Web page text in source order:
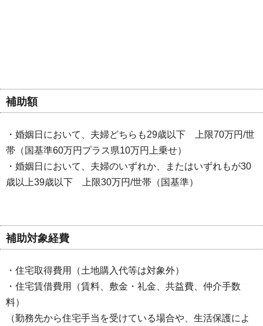
補助額
・婚姻日において、夫婦どちらも29歳以下 上限70万円/世
帯（国基準60万円プラス県10万円上乗せ）
・婚姻日において、夫婦のいずれか、またはいずれもが30
歳以上39歳以下 上限30万円/世帯（国基準）
補助対象経費
・住宅取得費用（土地購入代等は対象外）
・住宅賃借費用（賃料、敷金・礼金、共益費、仲介手数
料）
（勤務先から住宅手当を受けている場合や、生活保護によ